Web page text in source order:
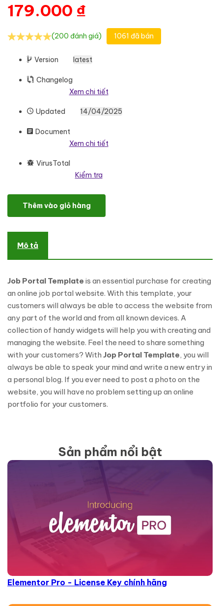
179.000 ₫
(200 đánh giá) 1061 đã bán
Version latest
Changelog
Xem chi tiết
Updated 14/04/2025
Document
Xem chi tiết
VirusTotal
Kiểm tra
Jobork - Job Portal Template WordPress Theme số lượng
Thêm vào giỏ hàng
Mô tả
Job Portal Template is an essential purchase for creating
an online job portal website. With this template, your
customers will always be able to access the website from
any part of the world and from all known devices. A
collection of handy widgets will help you with creating and
managing the website. Feel the need to share something
with your customers? With Jop Portal Template, you will
always be able to speak your mind and write a new entry in
a personal blog. If you ever need to post a photo on the
website, you will have no problem setting up an online
portfolio for your customers.
Sản phẩm nổi bật
Elementor Pro - License Key chính hãng